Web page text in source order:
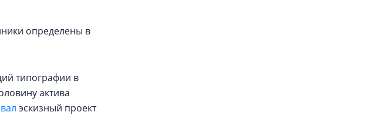
определены в
типографии в
актива
эскизный проект